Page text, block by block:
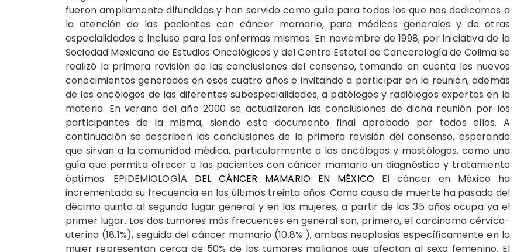
fueron ampliamente difundidos y han servido como guía para todos los que nos dedicamos a
la atención de las pacientes con cáncer mamario, para médicos generales y de otras
especialidades e incluso para las enfermas mismas. En noviembre de 1998, por iniciativa de la
Sociedad Mexicana de Estudios Oncológicos y del Centro Estatal de Cancerología de Colima se
realizó la primera revisión de las conclusiones del consenso, tomando en cuenta los nuevos
conocimientos generados en esos cuatro años e invitando a participar en la reunión, además
de los oncólogos de las diferentes subespecialidades, a patólogos y radiólogos expertos en la
materia. En verano del año 2000 se actualizaron las conclusiones de dicha reunión por los
participantes de la misma, siendo este documento final aprobado por todos ellos. A
continuación se describen las conclusiones de la primera revisión del consenso, esperando
que sirvan a la comunidad médica, particularmente a los oncólogos y mastólogos, como una
guía que permita ofrecer a las pacientes con cáncer mamario un diagnóstico y tratamiento
óptimos. EPIDEMIOLOGÍA DEL CÁNCER MAMARIO EN MÉXICOEl cáncer en México ha
incrementado su frecuencia en los últimos treinta años. Como causa de muerte ha pasado del
décimo quinto al segundo lugar general y en las mujeres, a partir de los 35 años ocupa ya el
primer lugar. Los dos tumores más frecuentes en general son, primero, el carcinoma cérvico-
uterino (18.1%), seguido del cáncer mamario (10.8% ), ambas neoplasias específicamente en la
mujer representan cerca de 50% de los tumores malignos que afectan al sexo femenino. El